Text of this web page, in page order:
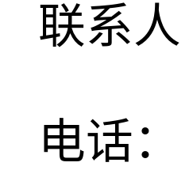
联系人
电话：